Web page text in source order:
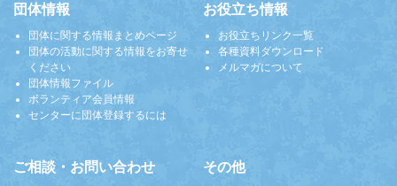
団体情報
団体に関する情報まとめページ
団体の活動に関する情報をお寄せ
ください
団体情報ファイル
ボランティア会員情報
センターに団体登録するには
お役立ち情報
お役立ちリンク一覧
各種資料ダウンロード
メルマガについて
ご相談・お問い合わせ その他